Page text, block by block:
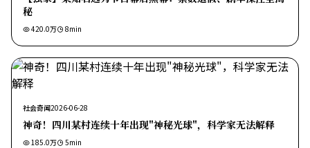
秘
420.0万 8min
社会奇闻2026-06-28
神奇！四川某村连续十年出现"神秘光球"，科学家无法解释
185.0万 5min